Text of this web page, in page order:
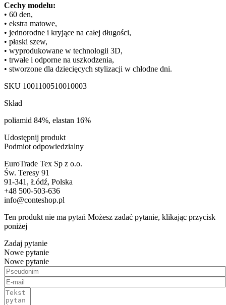
Cechy modelu:
• 60 den,
• ekstra matowe,
• jednorodne i kryjące na całej długości,
• płaski szew,
• wyprodukowane w technologii 3D,
• trwałe i odporne na uszkodzenia,
• stworzone dla dziecięcych stylizacji w chłodne dni.
SKU 1001100510010003
Skład
poliamid 84%, elastan 16%
Udostępnij produkt
Podmiot odpowiedzialny
EuroTrade Tex Sp z o.o.
Św. Teresy 91
91-341, Łódź, Polska
+48 500-503-636
info@conteshop.pl
Ten produkt nie ma pytań Możesz zadać pytanie, klikając przycisk
poniżej
Zadaj pytanie
Nowe pytanie
Nowe pytanie